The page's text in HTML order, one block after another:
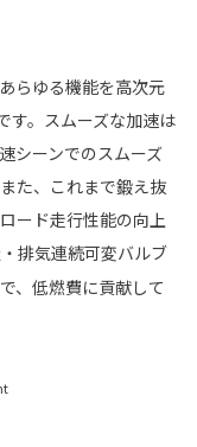
らゆる機能を高次元
す。スムーズな加速は
シーンでのスムーズ
た、これまで鍛え抜
ード走行性能の向上
・排気連続可変バルブ
、低燃費に貢献して